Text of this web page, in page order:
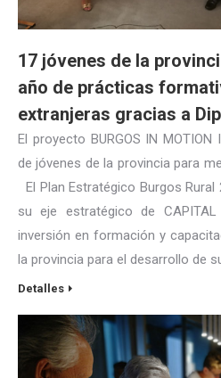
17 jóvenes de la
año de prácticas
extranjeras gracias a
El proyecto BURGOS IN
de jóvenes de la provincia para
El Plan Estratégico Burgos Rural
su eje estratégico de
inversión en formación y
la provincia para el desarrollo de
Detalles